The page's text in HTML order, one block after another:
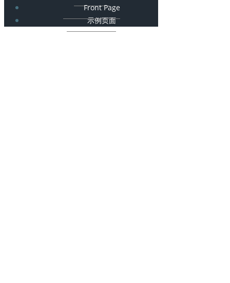
Front Page
示例页面